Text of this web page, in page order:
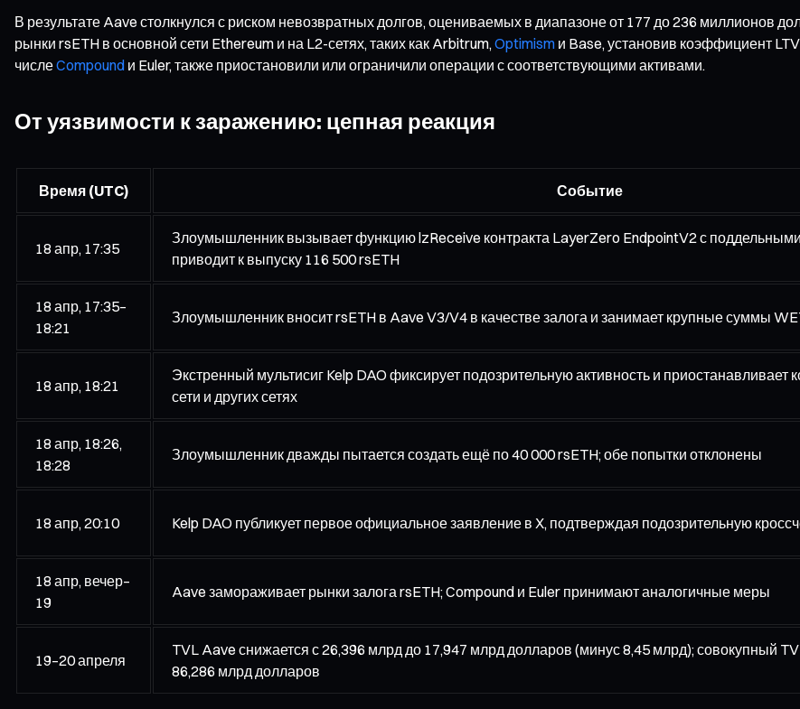
В результате Aave столкнулся с риском невозвратных долгов, оцениваемых в диапазоне от 177 до 236 миллионов
рынки rsETH в основной сети Ethereum и на L2-сетях, таких как Arbitrum, Optimism и Base, установив коэффициент
числеCompound и Euler, также приостановили или ограничили операции с соответствующими активами.
От уязвимости к заражению: цепная реакция
Время (UTC) Событие
18 апр, 17:35
Злоумышленник вызывает функцию lzReceive контракта LayerZero EndpointV2 с
приводит к выпуску 116 500 rsETH
18 апр, 17:35–
18:21
Злоумышленник вносит rsETH в Aave V3/V4 в качестве залога и занимает крупные суммы
18 апр, 18:21
Экстренный мультисиг Kelp DAO фиксирует подозрительную активность и приостанавливает
сети и других сетях
18 апр, 18:26,
18:28
Злоумышленник дважды пытается создать ещё по 40 000 rsETH; обе попытки отклонены
18 апр, 20:10 Kelp DAO публикует первое официальное заявление в X, подтверждая подозрительную
18 апр, вечер–
19
Aave замораживает рынки залога rsETH; Compound и Euler принимают аналогичные меры
19–20 апреля
TVL Aave снижается с 26,396 млрд до 17,947 млрд долларов (минус 8,45 млрд); совокупный
86,286 млрд долларов